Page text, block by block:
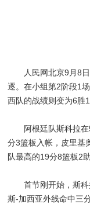
人民网北京9月8日
逐。在小组第2阶段1
西队的战绩则变为6胜
阿根廷队斯科拉在5
分3篮板入帐，皮里基
队最高的19分8篮板2
首节刚开始，斯科
斯-加西亚外线命中三